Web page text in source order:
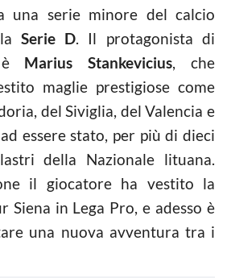
una serie minore del calcio
Serie D. Il protagonista di
è Marius Stankevicius, che
maglie prestigiose come
del Siviglia, del Valencia e
essere stato, per più di dieci
della Nazionale lituana.
il giocatore ha vestito la
Siena in Lega Pro, e adesso è
una nuova avventura tra i